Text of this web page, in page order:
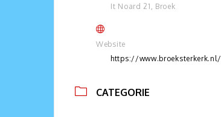
It Noard 21, Broek
Website
https://www.broeksterkerk.nl/
CATEGORIE